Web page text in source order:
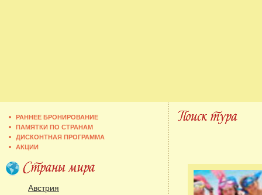
РАННЕЕ БРОНИРОВАНИЕ
ПАМЯТКИ ПО СТРАНАМ
ДИСКОНТНАЯ ПРОГРАММА
АКЦИИ
Австрия